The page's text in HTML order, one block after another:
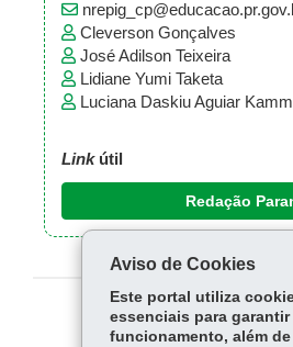
Cleverson Gonçalves
José Adilson Teixeira
Lidiane Yumi Taketa
Luciana Daskiu Aguiar
Linkútil
Redação
Aviso de Cookies
Este portal utiliza
essenciais para garantir
funcionamento, além